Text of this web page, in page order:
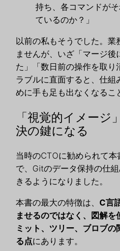
持ち、各コマンドが
ているのか？」
以前の私もそうでした。業
ませんが、いざ「マージ後
た」「数日前の操作を取り
ラブルに直面すると、仕組
めに手も足も出なくなるこ
「視覚的イメージ
決の鍵になる
当時のCTOに勧められて本
で、Gitのデータ保持の仕
きるようになりました。
本書の最大の特徴は、 C言
ませるのではなく、図解を
ミット、ツリー、ブロブ
る点にあります。